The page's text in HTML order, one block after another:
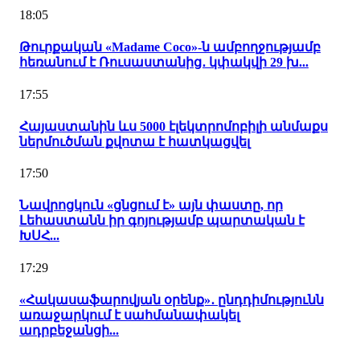
18:05
Թուրքական «Madame Coco»-ն ամբողջությամբ
հեռանում է Ռուսաստանից․ կփակվի 29 խ...
17:55
Հայաստանին ևս 5000 էլեկտրոմոբիլի անմաքս
ներմուծման քվոտա է հատկացվել
17:50
Նավրոցկուն «ցնցում է» այն փաստը, որ
Լեհաստանն իր գոյությամբ պարտական է
ԽՍՀ...
17:29
«Հակասաֆարովյան օրենք»․ ընդդիմությունն
առաջարկում է սահմանափակել
ադրբեջանցի...